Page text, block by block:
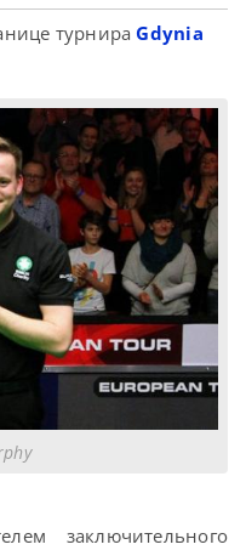
турнираGdynia
заключительного